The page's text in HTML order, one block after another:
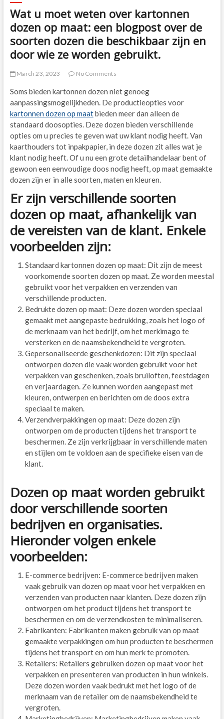
Wat u moet weten over kartonnen
dozen op maat: een blogpost over de
soorten dozen die beschikbaar zijn en
door wie ze worden gebruikt.
March 23, 2023 No Comments
Soms bieden kartonnen dozen niet genoeg
aanpassingsmogelijkheden. De productieopties voor
kartonnen dozen op maatbieden meer dan alleen de
standaard doosopties. Deze dozen bieden verschillende
opties om u precies te geven wat uw klant nodig heeft. Van
kaarthouders tot inpakpapier, in deze dozen zit alles wat je
klant nodig heeft. Of u nu een grote detailhandelaar bent of
gewoon een eenvoudige doos nodig heeft, op maat gemaakte
dozen zijn er in alle soorten, maten en kleuren.
Er zijn verschillende soorten
dozen op maat, afhankelijk van
de vereisten van de klant. Enkele
voorbeelden zijn:
Standaard kartonnen dozen op maat: Dit zijn de meest
voorkomende soorten dozen op maat. Ze worden meestal
gebruikt voor het verpakken en verzenden van
verschillende producten.
Bedrukte dozen op maat: Deze dozen worden speciaal
gemaakt met aangepaste bedrukking, zoals het logo of
de merknaam van het bedrijf, om het merkimago te
versterken en de naamsbekendheid te vergroten.
Gepersonaliseerde geschenkdozen: Dit zijn speciaal
ontworpen dozen die vaak worden gebruikt voor het
verpakken van geschenken, zoals bruiloften, feestdagen
en verjaardagen. Ze kunnen worden aangepast met
kleuren, ontwerpen en berichten om de doos extra
speciaal te maken.
Verzendverpakkingen op maat: Deze dozen zijn
ontworpen om de producten tijdens het transport te
beschermen. Ze zijn verkrijgbaar in verschillende maten
en stijlen om te voldoen aan de specifieke eisen van de
klant.
Dozen op maat worden gebruikt
door verschillende soorten
bedrijven en organisaties.
Hieronder volgen enkele
voorbeelden:
E-commerce bedrijven: E-commerce bedrijven maken
vaak gebruik van dozen op maat voor het verpakken en
verzenden van producten naar klanten. Deze dozen zijn
ontworpen om het product tijdens het transport te
beschermen en om de verzendkosten te minimaliseren.
Fabrikanten: Fabrikanten maken gebruik van op maat
gemaakte verpakkingen om hun producten te beschermen
tijdens het transport en om hun merk te promoten.
Retailers: Retailers gebruiken dozen op maat voor het
verpakken en presenteren van producten in hun winkels.
Deze dozen worden vaak bedrukt met het logo of de
merknaam van de retailer om de naamsbekendheid te
vergroten.